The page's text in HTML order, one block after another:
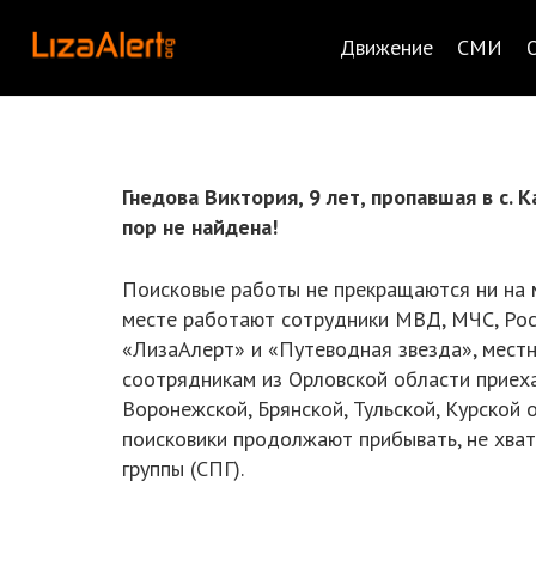
Движение СМИ
Гнедова Виктория, 9 лет, пропавшая в с.
пор не найдена!
Поисковые работы не прекращаются ни
месте работают сотрудники МВД, МЧС,
«ЛизаАлерт» и «Путеводная звезда»,
соотрядникам из Орловской области
Воронежской, Брянской, Тульской,
поисковики продолжают прибывать, не
группы (СПГ).